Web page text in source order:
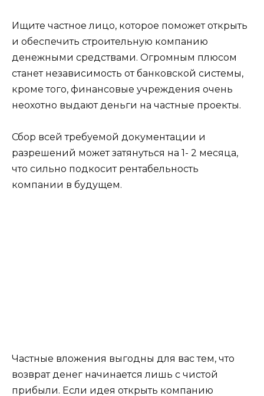
Ищите частное лицо, которое поможет открыть
и обеспечить строительную компанию
денежными средствами. Огромным плюсом
станет независимость от банковской системы,
кроме того, финансовые учреждения очень
неохотно выдают деньги на частные проекты.
Сбор всей требуемой документации и
разрешений может затянуться на 1- 2 месяца,
что сильно подкосит рентабельность
компании в будущем.
Частные вложения выгодны для вас тем, что
возврат денег начинается лишь с чистой
прибыли. Если идея открыть компанию